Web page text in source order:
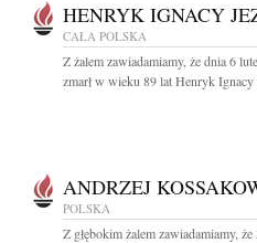
HENRYK IGNACY
CAŁA POLSKA
Z żalem zawiadamiamy, że dnia 6
zmarł w wieku 89 lat Henryk Ignacy
ANDRZEJ
POLSKA
Z głębokim żalem zawiadamiamy,